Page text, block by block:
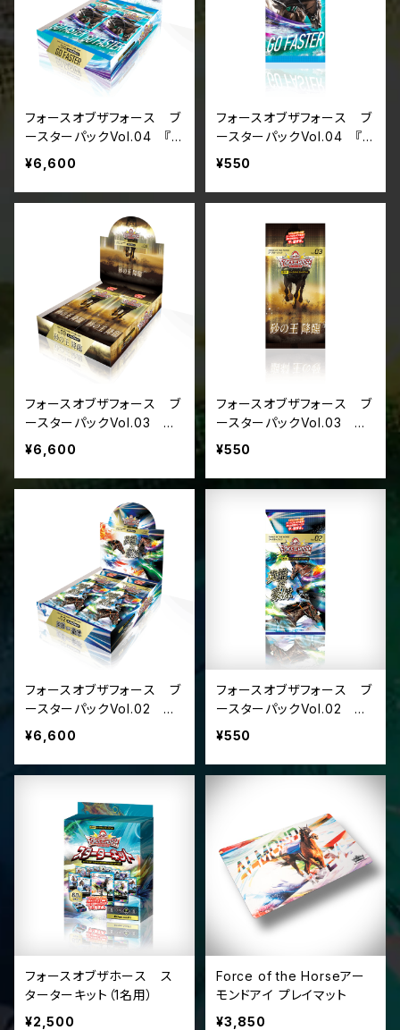
フォースオブザフォース ブ
ースターパックVol.04 『G
O FASTER』（ボックス単
位）
¥6,600
フォースオブザフォース ブ
ースターパックVol.04 『G
O FASTER』（パック単位）
¥550
フォースオブザフォース ブ
ースターパックVol.03
『砂の王 降臨』（ボックス単
位）
¥6,600
フォースオブザフォース ブ
ースターパックVol.03
『砂の王 降臨』（パック単位）
¥550
フォースオブザフォース ブ
ースターパックVol.02
『英雄VS豪傑』（ボックス単
位）
¥6,600
フォースオブザフォース ブ
ースターパックVol.02
『英雄VS豪傑』（パック単
¥550
フォースオブザホース ス
ターターキット（1名用）
¥2,500
Force of the Horseアー
モンドアイ プレイマット
¥3,850